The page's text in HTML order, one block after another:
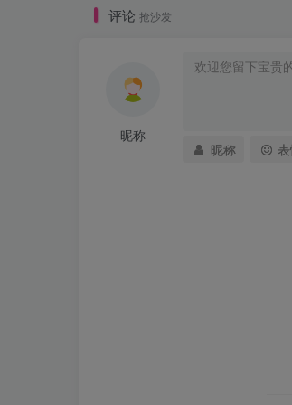
评论 抢沙发
昵称
昵称